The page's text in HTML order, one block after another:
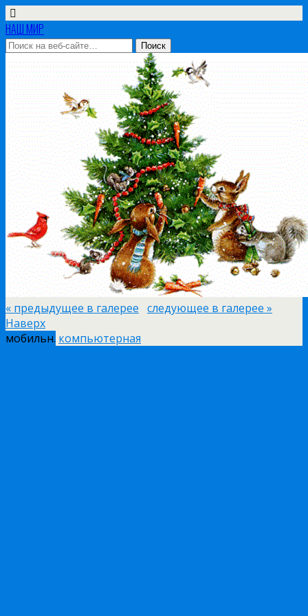
НАШ МИР
« предыдущее в галерее следующее в галерее »
Наверх
мобильн. компьютерная